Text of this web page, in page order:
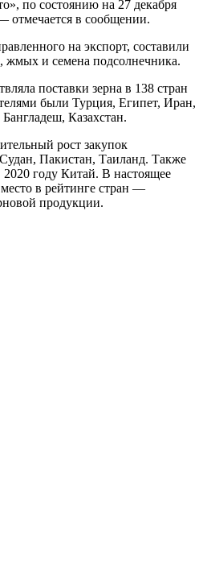
по состоянию на 27 декабря
отмечается в сообщении.
на экспорт, составили
жмых и семена подсолнечника.
поставки зерна в 138 стран
были Турция, Египет, Иран,
Казахстан.
рост закупок
Пакистан, Таиланд. Также
2020 году Китай. В настоящее
в рейтинге стран —
продукции.